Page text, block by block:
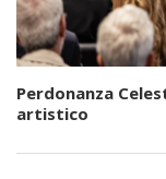
Perdonanza
artistico